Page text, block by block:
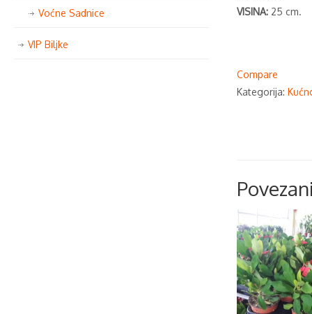
VISINA: 25 cm.
Compare
Kategorija:
Voćne Sadnice
VIP Biljke